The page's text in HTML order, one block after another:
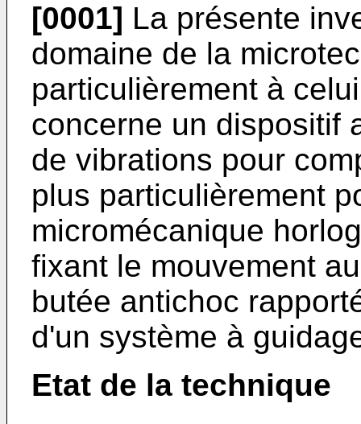
[0001] La présente
domaine de la
particulièrement à
concerne un dispositif
de vibrations pour
plus particulièrement
micromécanique
fixant le mouvement
butée antichoc
d'un système à
Etat de la technique